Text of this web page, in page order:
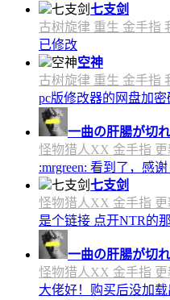
七支剑
古树旋律 重生 金手指
已修改
空神
古树旋律 重生 金手指
pc版修改器的网盘加密
一曲の肝腸が切
怪物猎人XX 金手指 更
:mrgreen: 看到了，感谢
七支剑
怪物猎人XX 金手指 更
是个链接 点开NTR的
一曲の肝腸が切
怪物猎人XX 金手指 更
大佬好！购买后没加